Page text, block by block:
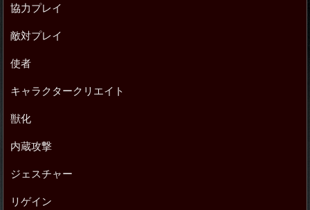
協力プレイ
敵対プレイ
使者
キャラクタークリエイト
獣化
内蔵攻撃
ジェスチャー
リゲイン